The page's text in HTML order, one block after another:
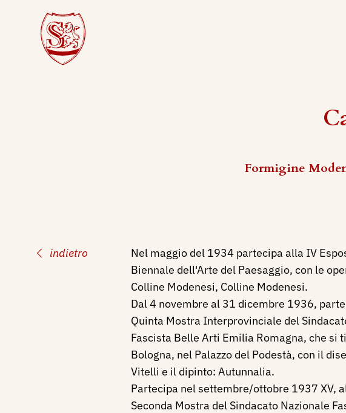
Formigine
indietro
Nel maggio del 1934 partecipa alla IV
Biennale dell'Arte del Paesaggio, con le
Colline Modenesi, Colline Modenesi.
Dal 4 novembre al 31 dicembre 1936,
Quinta Mostra Interprovinciale del
Fascista Belle Arti Emilia Romagna, che si
Bologna, nel Palazzo del Podestà, con il
Vitelli e il dipinto: Autunnalia.
Partecipa nel settembre/ottobre 1937 XV,
Seconda Mostra del Sindacato Nazionale